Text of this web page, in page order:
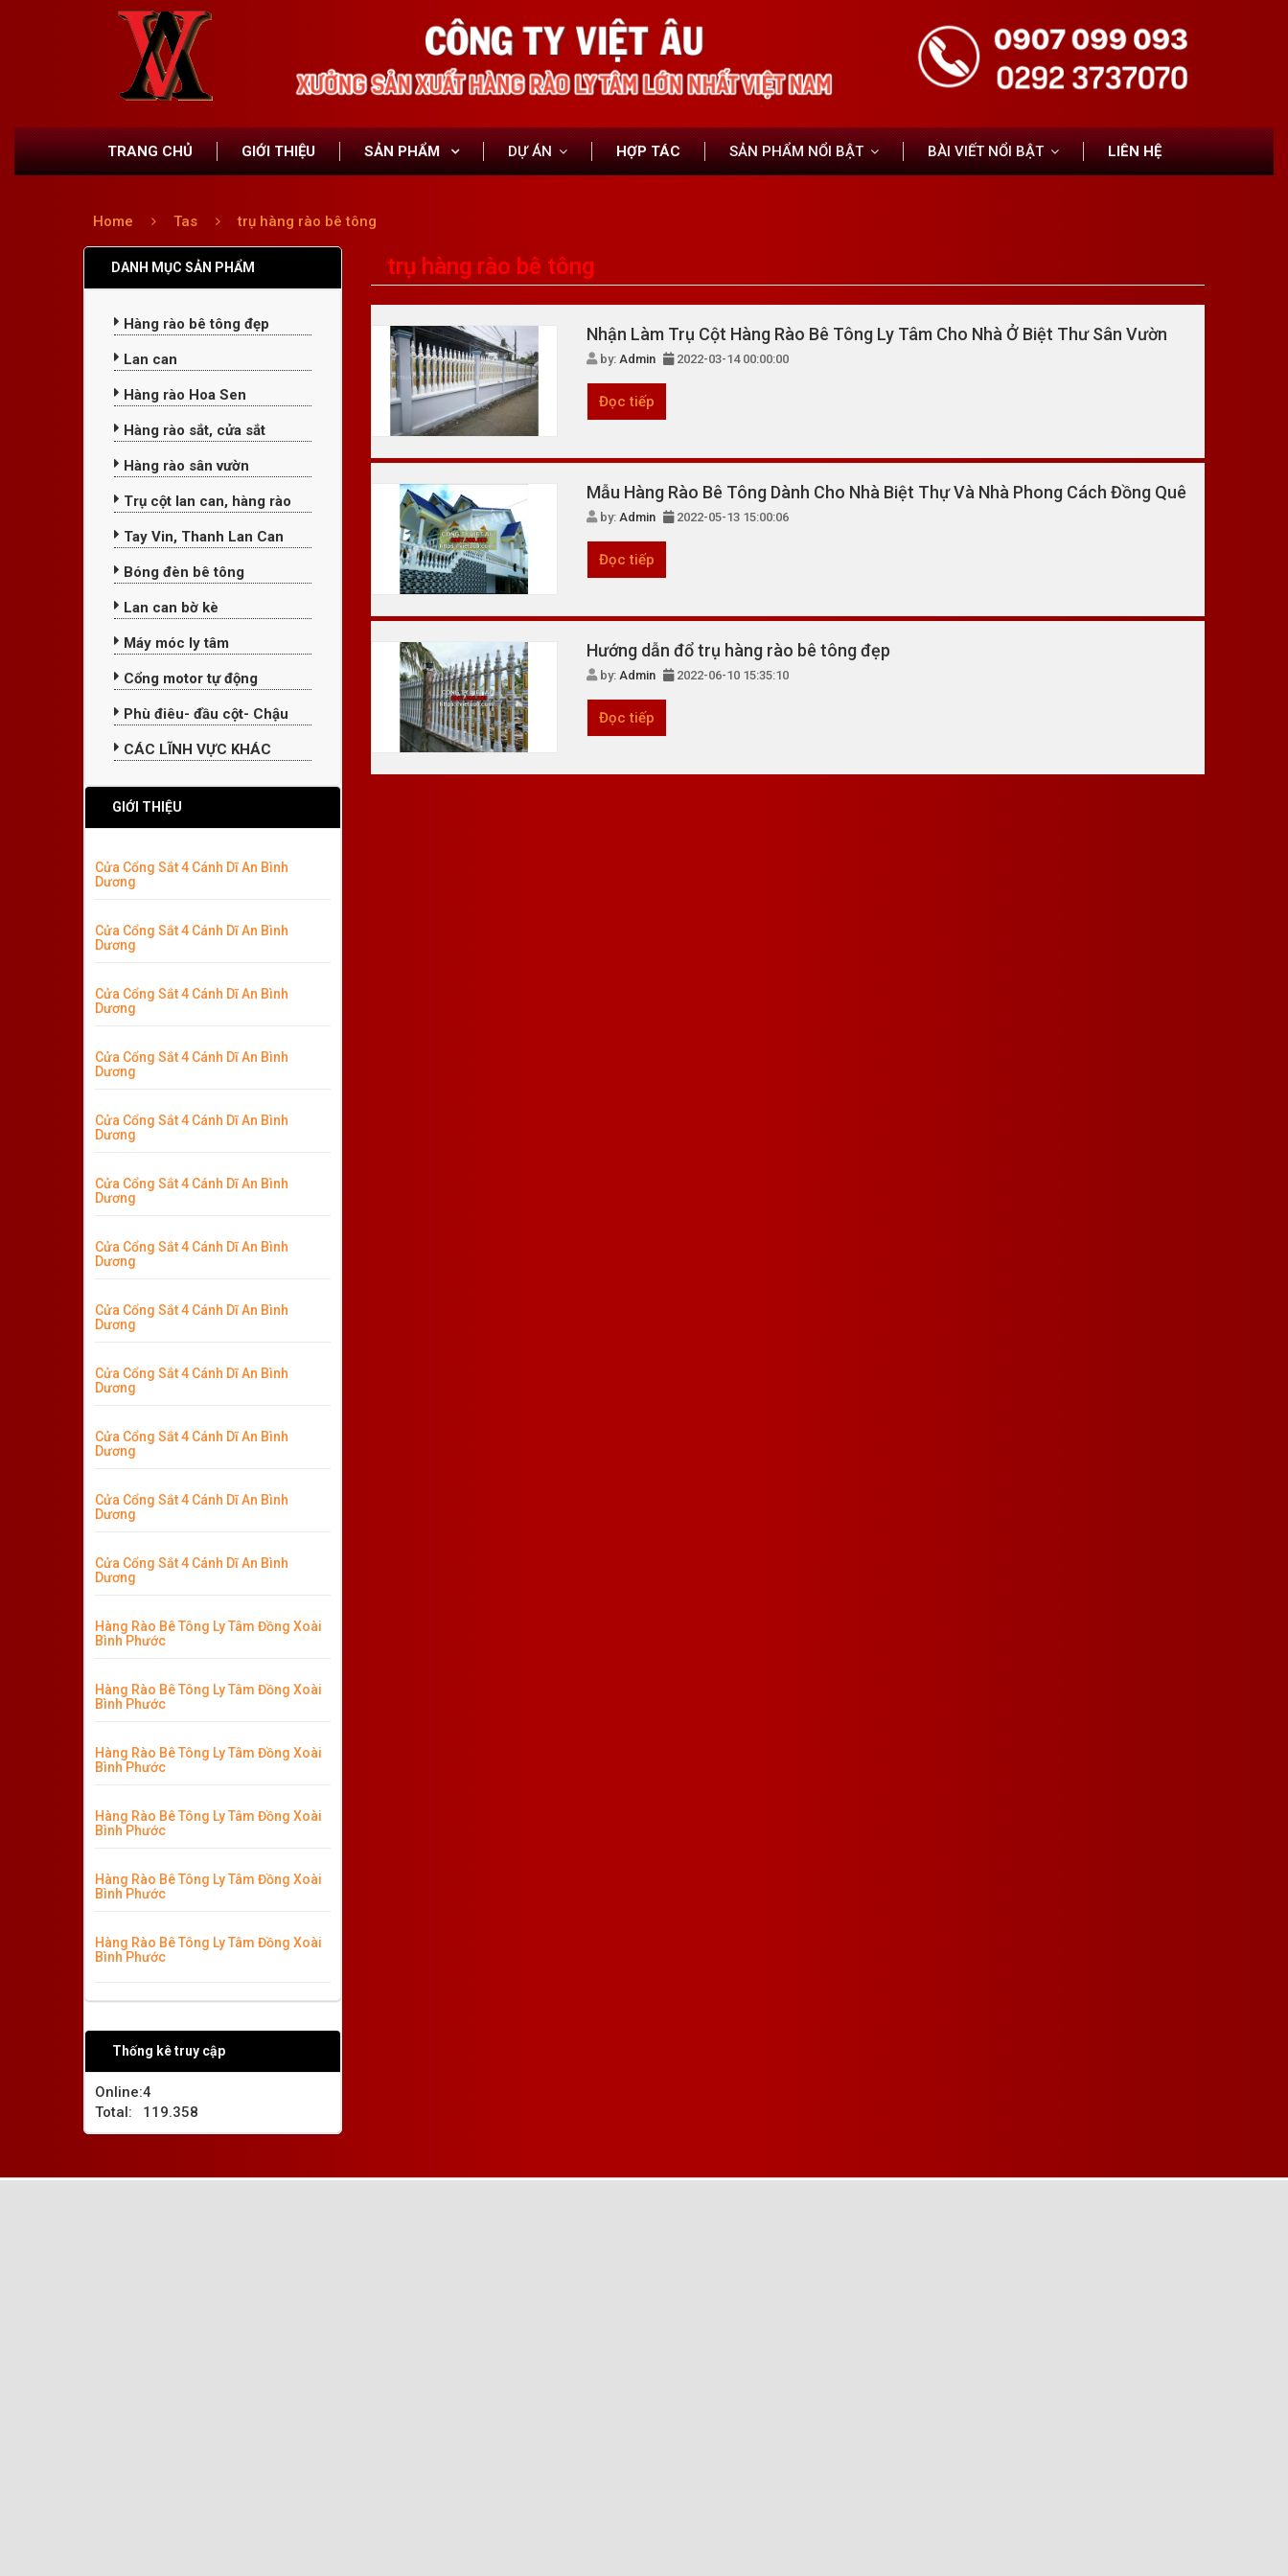
TRANG CHỦ GIỚI THIỆU SẢN PHẨM DỰ ÁN HỢP TÁC SẢN PHẨM NỔI BẬT BÀI VIẾT NỔI BẬT LIÊN HỆ
Home Tas trụ hàng rào bê tông
DANH MỤC SẢN PHẨM
Hàng rào bê tông đẹp
Lan can
Hàng rào Hoa Sen
Hàng rào sắt, cửa sắt
Hàng rào sân vườn
Trụ cột lan can, hàng rào
Tay Vin, Thanh Lan Can
Bóng đèn bê tông
Lan can bờ kè
Máy móc ly tâm
Cổng motor tự động
Phù điêu- đầu cột- Chậu
CÁC LĨNH VỰC KHÁC
GIỚI THIỆU
Cửa Cổng Sắt 4 Cánh Dĩ An Bình
Dương
Cửa Cổng Sắt 4 Cánh Dĩ An Bình
Dương
Cửa Cổng Sắt 4 Cánh Dĩ An Bình
Dương
Cửa Cổng Sắt 4 Cánh Dĩ An Bình
Dương
Cửa Cổng Sắt 4 Cánh Dĩ An Bình
Dương
Cửa Cổng Sắt 4 Cánh Dĩ An Bình
Dương
Cửa Cổng Sắt 4 Cánh Dĩ An Bình
Dương
Cửa Cổng Sắt 4 Cánh Dĩ An Bình
Dương
Cửa Cổng Sắt 4 Cánh Dĩ An Bình
Dương
Cửa Cổng Sắt 4 Cánh Dĩ An Bình
Dương
Cửa Cổng Sắt 4 Cánh Dĩ An Bình
Dương
Cửa Cổng Sắt 4 Cánh Dĩ An Bình
Dương
Hàng Rào Bê Tông Ly Tâm Đồng Xoài
Bình Phước
Hàng Rào Bê Tông Ly Tâm Đồng Xoài
Bình Phước
Hàng Rào Bê Tông Ly Tâm Đồng Xoài
Bình Phước
Hàng Rào Bê Tông Ly Tâm Đồng Xoài
Bình Phước
Hàng Rào Bê Tông Ly Tâm Đồng Xoài
Bình Phước
Hàng Rào Bê Tông Ly Tâm Đồng Xoài
Bình Phước
Thống kê truy cập
Online:4
Total:
119.358
trụ hàng rào bê tông
Nhận Làm Trụ Cột Hàng Rào Bê Tông Ly Tâm Cho Nhà Ở Biệt Thư Sân Vườn
by: Admin 2022-03-14 00:00:00
Đọc tiếp
Mẫu Hàng Rào Bê Tông Dành Cho Nhà Biệt Thự Và Nhà Phong Cách Đồng Quê
by: Admin 2022-05-13 15:00:06
Đọc tiếp
Hướng dẫn đổ trụ hàng rào bê tông đẹp
by: Admin 2022-06-10 15:35:10
Đọc tiếp